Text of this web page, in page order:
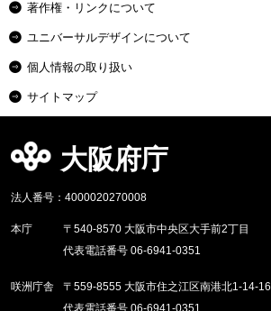
著作権・リンクについて
ユニバーサルデザインについて
個人情報の取り扱い
サイトマップ
大阪府庁
法人番号：4000020270008
本庁
〒540-8570 大阪市中央区大手前2丁目
代表電話番号 06-6941-0351
咲洲庁舎
〒559-8555 大阪市住之江区南港北1-14-16